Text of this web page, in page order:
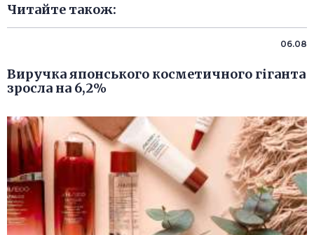
Читайте також:
06.08
Виручка японського косметичного гіганта
зросла на 6,2%